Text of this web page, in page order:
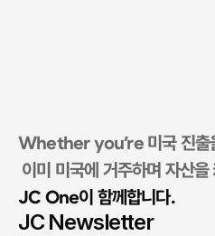
Whether you’re 미국 진출
이미 미국에 거주하며 자산을
JC One이 함께합니다.​
JC Newsletter